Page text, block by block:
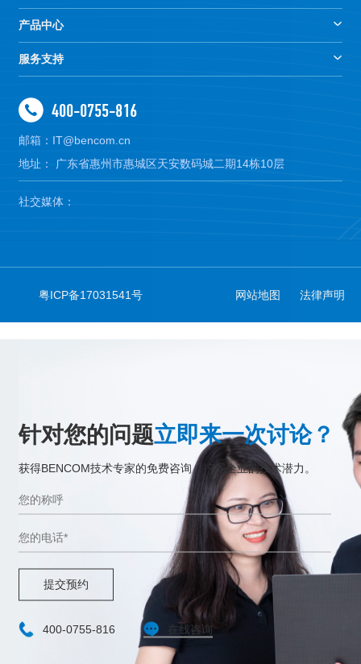
产品中心
服务支持
400-0755-816
邮箱：IT@bencom.cn
地址： 广东省惠州市惠城区天安数码城二期14栋10层
社交媒体：
粤ICP备17031541号 网站地图 法律声明
针对您的问题立即来一次讨论？
获得BENCOM技术专家的免费咨询，挖掘企业的技术潜力。
提交预约
400-0755-816 在线咨询